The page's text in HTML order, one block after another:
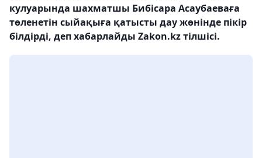
кулуарында шахматшы Бибісара Асаубаеваға
төленетін сыйақыға қатысты дау жөнінде пікір
білдірді, деп хабарлайды Zakon.kz тілшісі.